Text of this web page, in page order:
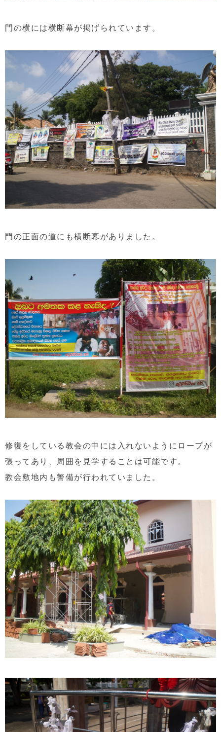
門の横には横断幕が掲げられています。
門の正面の道にも横断幕がありました。
修復をしている教会の中には入れないようにロープが
張ってあり、周囲を見学することは可能です。
教会敷地内も警備が行われていました。